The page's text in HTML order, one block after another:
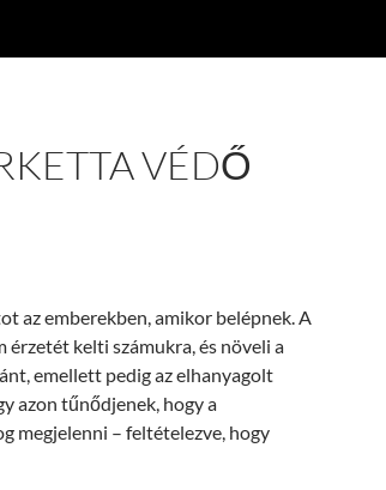
VÉDŐ
az emberekben, amikor belépnek. A
érzetét kelti számukra, és növeli a
emellett pedig az elhanyagolt
azon tűnődjenek, hogy a
megjelenni – feltételezve, hogy